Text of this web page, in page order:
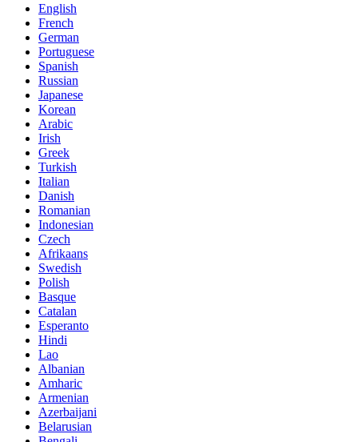
English
French
German
Portuguese
Spanish
Russian
Japanese
Korean
Arabic
Irish
Greek
Turkish
Italian
Danish
Romanian
Indonesian
Czech
Afrikaans
Swedish
Polish
Basque
Catalan
Esperanto
Hindi
Lao
Albanian
Amharic
Armenian
Azerbaijani
Belarusian